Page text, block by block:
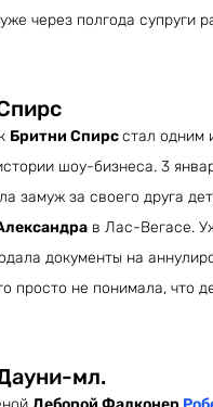
через полгода супруги
Бритни Спирсстал одним
шоу-бизнеса. 3
замуж за своего друга
в Лас-Вегасе.
документы на
просто не понимала, что
мл.